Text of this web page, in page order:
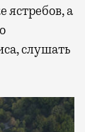
ястребов, а
слушать